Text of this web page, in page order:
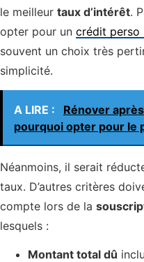
le meilleur taux d’intérêt.
opter pour un crédit perso
souvent un choix très
simplicité.
A LIRE :
Rénover
pourquoi opter pour le
Néanmoins, il serait
taux. D’autres critères
compte lors de la
lesquels :
Montant total dû